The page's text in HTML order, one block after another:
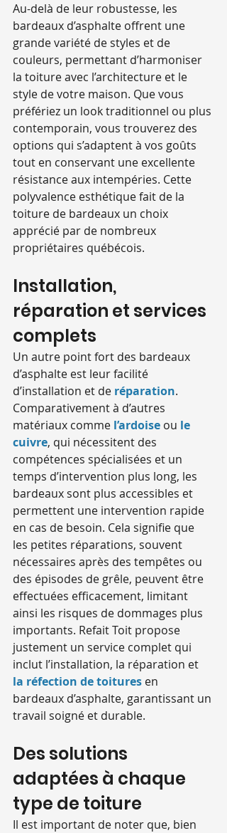
Au-delà de leur robustesse, les
bardeaux d’asphalte offrent une
grande variété de styles et de
couleurs, permettant d’harmoniser
la toiture avec l’architecture et le
style de votre maison. Que vous
préfériez un look traditionnel ou plus
contemporain, vous trouverez des
options qui s’adaptent à vos goûts
tout en conservant une excellente
résistance aux intempéries. Cette
polyvalence esthétique fait de la
toiture de bardeaux un choix
apprécié par de nombreux
propriétaires québécois.
Installation,
réparation et services
complets
Un autre point fort des bardeaux
d’asphalte est leur facilité
d’installation et de réparation.
Comparativement à d’autres
matériaux comme l’ardoise ou le
cuivre, qui nécessitent des
compétences spécialisées et un
temps d’intervention plus long, les
bardeaux sont plus accessibles et
permettent une intervention rapide
en cas de besoin. Cela signifie que
les petites réparations, souvent
nécessaires après des tempêtes ou
des épisodes de grêle, peuvent être
effectuées efficacement, limitant
ainsi les risques de dommages plus
importants. Refait Toit propose
justement un service complet qui
inclut l’installation, la réparation et
la réfection de toitures en
bardeaux d’asphalte, garantissant un
travail soigné et durable.
Des solutions
adaptées à chaque
type de toiture
Il est important de noter que, bien